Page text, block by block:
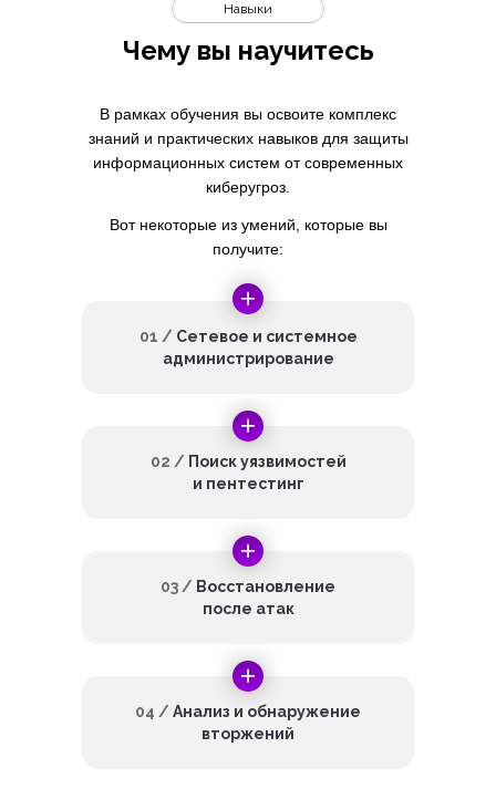
Чему вы научитесь
Навыки
04 / Анализ и обнаружение
вторжений
03 / Восстановление
после атак
02 / Поиск уязвимостей
и пентестинг
01 / Сетевое и системное
администрирование
В рамках обучения вы освоите комплекс
знаний и практических навыков для защиты
информационных систем от современных
киберугроз.
Вот некоторые из умений, которые вы
получите: